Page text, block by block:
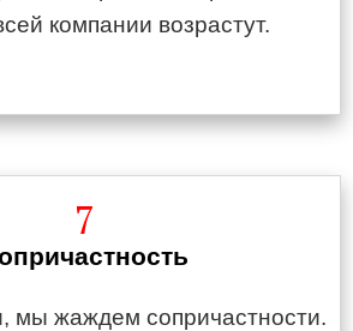
компании возрастут.
7
мы жаждем сопричастности.